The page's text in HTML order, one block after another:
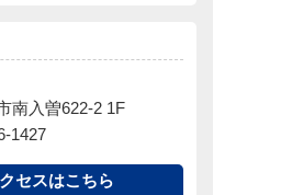
南入曽622-2 1F
1427
セスはこちら